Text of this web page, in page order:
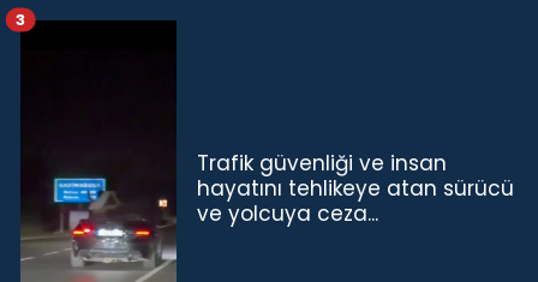
Trafik güvenliği ve insan
hayatını tehlikeye atan sürücü
ve yolcuya ceza...
3